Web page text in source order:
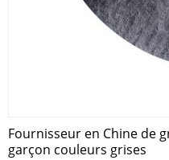
Fournisseur en Chine de
garçon couleurs grises